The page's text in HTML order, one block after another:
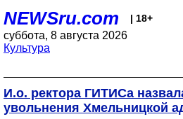
NEWSru.com | 18+
суббота, 8 августа 2026
Культура
И.о. ректора ГИТИСа
увольнения Хмельницкой